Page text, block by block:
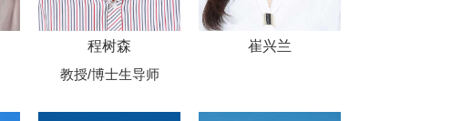
程树森
教授/博士生导师
崔兴兰